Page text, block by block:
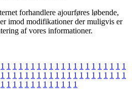
forhandlere ajourføres løbende,
imod modifikationer der muligvis er
af vores informationer.
1 1 1 1 1 1 1 1 1 1 1 1 1 1 1 1 1 1 1 1 1
1 1 1 1 1 1 1 1 1 1 1 1 1 1 1 1 1 1 1 1 1
1 1 1 1 1 1 1 1 1 1 1 1 1